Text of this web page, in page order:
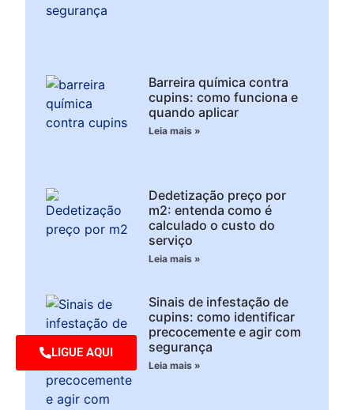
Barreira química contra
cupins: como funciona e
quando aplicar
Leia mais »
Dedetização preço por
m2: entenda como é
calculado o custo do
serviço
Leia mais »
Sinais de infestação de
cupins: como identificar
precocemente e agir com
segurança
Leia mais »
LIGUE AQUI